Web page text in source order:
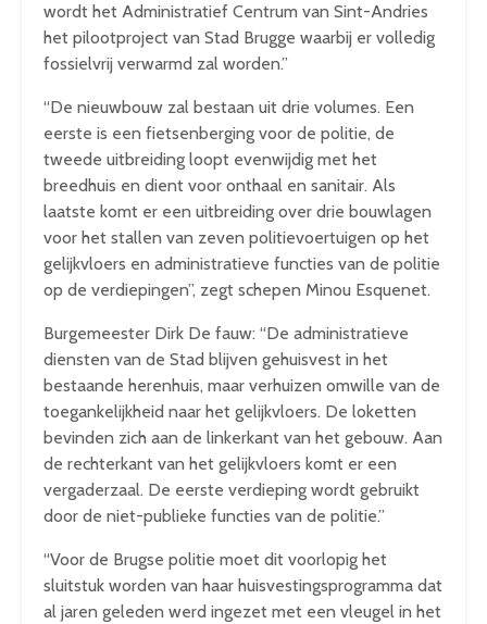
wordt het Administratief Centrum van Sint-Andries
het pilootproject van Stad Brugge waarbij er volledig
fossielvrij verwarmd zal worden.”
“De nieuwbouw zal bestaan uit drie volumes. Een
eerste is een fietsenberging voor de politie, de
tweede uitbreiding loopt evenwijdig met het
breedhuis en dient voor onthaal en sanitair. Als
laatste komt er een uitbreiding over drie bouwlagen
voor het stallen van zeven politievoertuigen op het
gelijkvloers en administratieve functies van de politie
op de verdiepingen”, zegt schepen Minou Esquenet.
Burgemeester Dirk De fauw: “De administratieve
diensten van de Stad blijven gehuisvest in het
bestaande herenhuis, maar verhuizen omwille van de
toegankelijkheid naar het gelijkvloers. De loketten
bevinden zich aan de linkerkant van het gebouw. Aan
de rechterkant van het gelijkvloers komt er een
vergaderzaal. De eerste verdieping wordt gebruikt
door de niet-publieke functies van de politie.”
“Voor de Brugse politie moet dit voorlopig het
sluitstuk worden van haar huisvestingsprogramma dat
al jaren geleden werd ingezet met een vleugel in het